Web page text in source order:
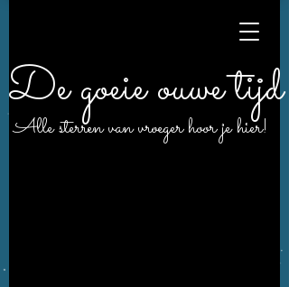
De goeie ouwe tijd
Alle sterren van vroeger hoor je hier!